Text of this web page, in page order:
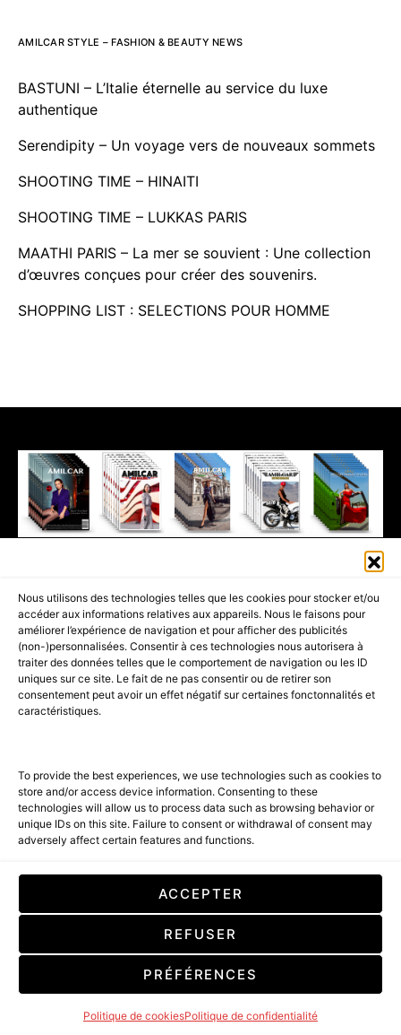
Nous utilisons des technologies telles que les cookies pour stocker et/ou
accéder aux informations relatives aux appareils. Nous le faisons pour
améliorer l’expérience de navigation et pour afficher des publicités
(non-)personnalisées. Consentir à ces technologies nous autorisera à
traiter des données telles que le comportement de navigation ou les ID
uniques sur ce site. Le fait de ne pas consentir ou de retirer son
consentement peut avoir un effet négatif sur certaines fonctonnalités et
caractéristiques.
To provide the best experiences, we use technologies such as cookies to
store and/or access device information. Consenting to these
technologies will allow us to process data such as browsing behavior or
unique IDs on this site. Failure to consent or withdrawal of consent may
adversely affect certain features and functions.
ACCEPTER
REFUSER
PRÉFÉRENCES
Politique de cookiesPolitique de confidentialité
AMILCAR STYLE – FASHION & BEAUTY NEWS
BASTUNI – L’Italie éternelle au service du luxe
authentique
Serendipity – Un voyage vers de nouveaux sommets
SHOOTING TIME – HINAITI
SHOOTING TIME – LUKKAS PARIS
MAATHI PARIS – La mer se souvient : Une collection
d’œuvres conçues pour créer des souvenirs.
SHOPPING LIST : SELECTIONS POUR HOMME
PART OF THEAMILCAR MAGAZINE GROUP.EDITOR - ADVERTISING
AGENCE MEDIANE.
ACCUEIL BEST OF LUXE
35 MAGAZINES
SHOPPING & CONCIERGERIE
Voyages Contact
SUBSCRIBE
acceptez nos conditions d'utilisation concernant le stockage des
données soumises par le biais de ce formulaire. By checking this box, you
confirm that you have read and are agreeing to our terms of use